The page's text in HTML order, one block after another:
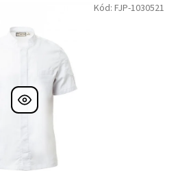
Kód: FJP-1030521